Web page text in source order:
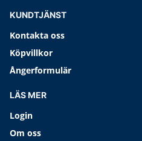
KUNDTJÄNST
Kontakta oss
Köpvillkor
Ångerformulär
LÄS MER
Login
Om oss